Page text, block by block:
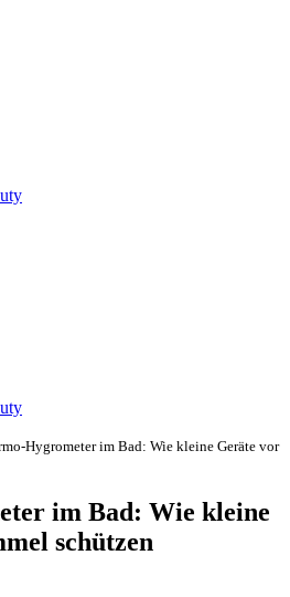
Hygrometer im Bad: Wie kleine Geräte vor
im Bad: Wie kleine
schützen